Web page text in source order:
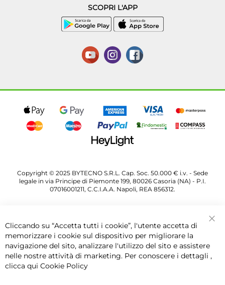
SCOPRI L'APP
Copyright © 2025 BYTECNO S.R.L. Cap. Soc. 50.000 € i.v. - Sede
legale in via Principe di Piemonte 199, 80026 Casoria (NA) - P.I.
07016001211, C.C.I.A.A. Napoli, REA 856312.
Cliccando su “Accetta tutti i cookie”, l'utente accetta di
memorizzare i cookie sul dispositivo per migliorare la
navigazione del sito, analizzare l'utilizzo del sito e assistere
nelle nostre attività di marketing. Per conoscere i dettagli ,
clicca qui Cookie Policy